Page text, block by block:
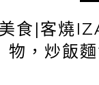
食|客燒
物，炒飯